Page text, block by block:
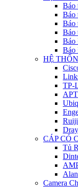
Báo
Báo
Báo
Báo
Báo
Báo
HỆ
TP-
CÁP CÓ
Tủ
Camera